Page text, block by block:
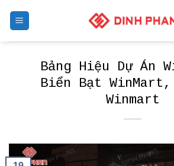
Bảng Hiệu Dự Án
Biển Bạt
Winmart